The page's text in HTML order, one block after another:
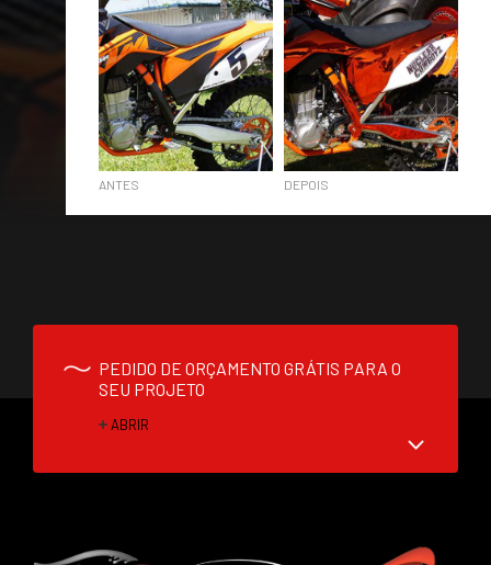
ACESSÓRIOS
QUÍMICOS/ TINTAS
MAIORCOLOR
CONTACTOS
ANTES DEPOIS
PEDIDO DE ORÇAMENTO GRÁTIS PARA O
SEU PROJETO
ABRIR